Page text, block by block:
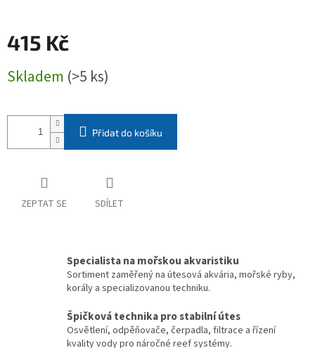
415 Kč
cena:
Skladem (>5 ks)
Přidat do košíku
ZEPTAT SE SDÍLET
Specialista na mořskou akvaristiku
Sortiment zaměřený na útesová akvária, mořské ryby,
korály a specializovanou techniku.
Špičková technika pro stabilní útes
Osvětlení, odpěňovače, čerpadla, filtrace a řízení
kvality vody pro náročné reef systémy.